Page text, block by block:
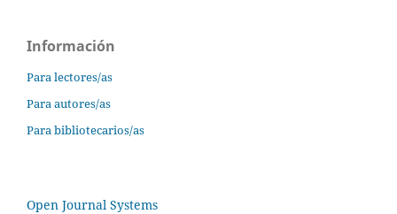
Información
Para lectores/as
Para autores/as
Para bibliotecarios/as
Open Journal Systems